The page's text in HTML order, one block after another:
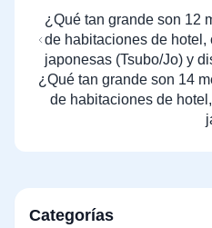
¿Qué tan grande son 12
de habitaciones de
japonesas (Tsubo/Jo) y
¿Qué tan grande son 14
de habitaciones de
Categorías